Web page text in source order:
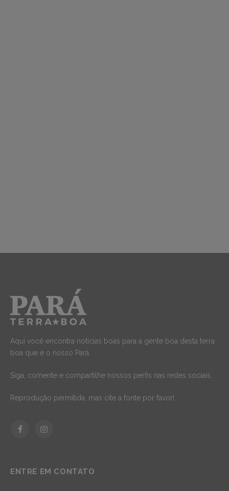
Aqui você encontra notícias boas para a gente boa desta terra
boa que é o nosso Pará.
Siga, comente e compartilhe nossos perfis nas redes sociais.
Reprodução permitida, mas cite a fonte por favor!
FacebookInstagram
ENTRE EM CONTATO